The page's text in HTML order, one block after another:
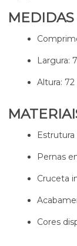
MEDIDAS
Largura:
Altura: 72
Pernas
Cruceta
Cores